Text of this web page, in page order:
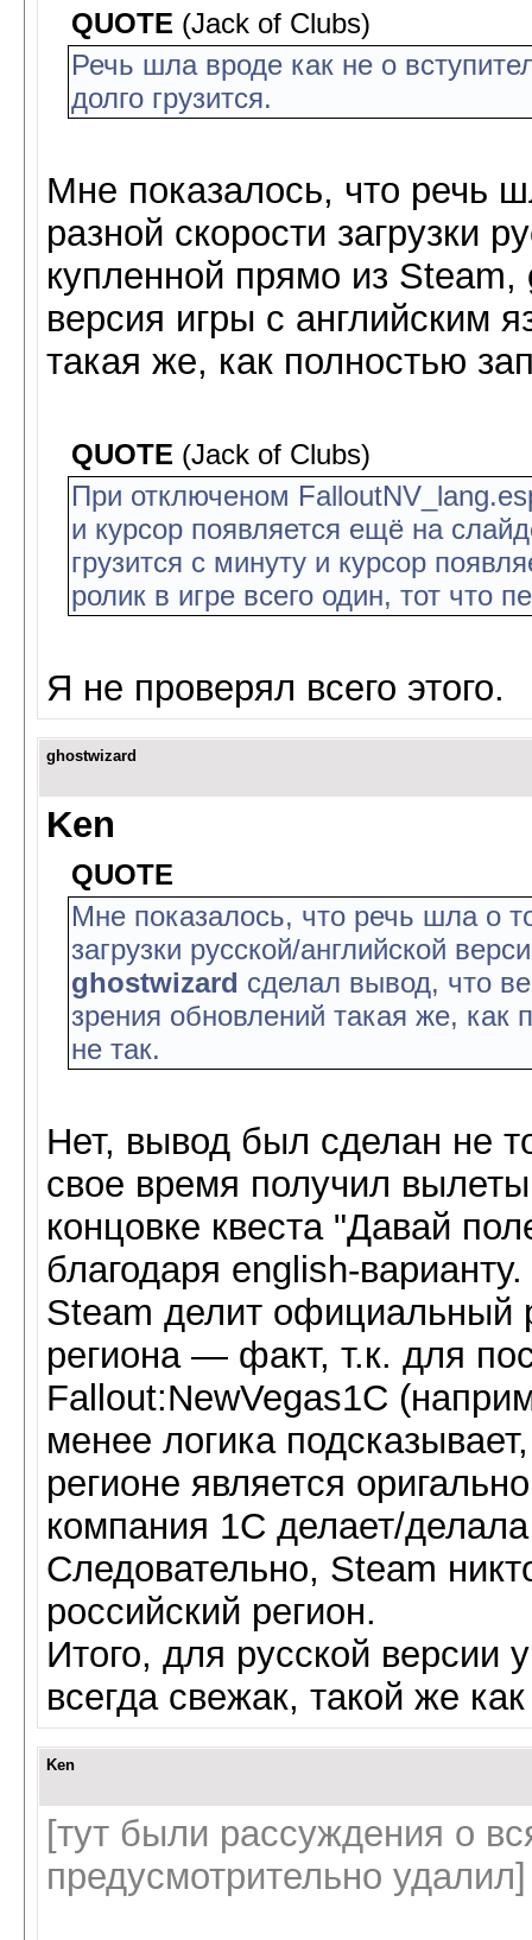
QUOTE (Jack of Clubs)
Речь шла вроде как не о
долго грузится.
Мне показалось, что речь
разной скорости загрузки
купленной прямо из Steam,
версия игры с английским
такая же, как полностью
QUOTE (Jack of Clubs)
При отключеном
и курсор появляется ещё на
грузится с минуту и курсор
ролик в игре всего один, тот что
Я не проверял всего этого.
ghostwizard
Ken
QUOTE
Мне показалось, что речь шла о
загрузки русской/английской
ghostwizard сделал вывод, что
зрения обновлений такая же, как
не так.
Нет, вывод был сделан не
свое время получил
концовке квеста "Давай
благодаря english-варианту.
Steam делит официальный
региона — факт, т.к. для
Fallout:NewVegas1C
менее логика
регионе является
компания 1С делает/
Следовательно, Steam
российский регион.
Итого, для русской версии
всегда свежак, такой же
Ken
[тут были рассуждения о
предусмотрительно удалил]